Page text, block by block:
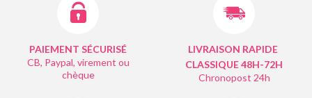
PAIEMENT SÉCURISÉ
CB, Paypal, virement ou
chèque
LIVRAISON RAPIDE
CLASSIQUE 48H-72H
Chronopost 24h